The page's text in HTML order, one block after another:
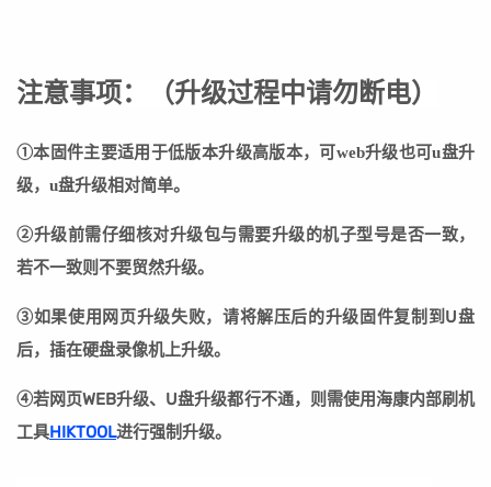
注意事项： （升级过程中请勿断电）
①本固件主要适用于低版本升级高版本，可web升级也可u盘升
级，u盘升级相对简单。
②升级前需仔细核对升级包与需要升级的机子型号是否一致，
若不一致则不要贸然升级。
③如果使用网页升级失败，请将解压后的升级固件复制到U盘
后，插在硬盘录像机上升级。
④若网页WEB升级、U盘升级都行不通，则需使用海康内部刷机
工具HIKTOOL进行强制升级。